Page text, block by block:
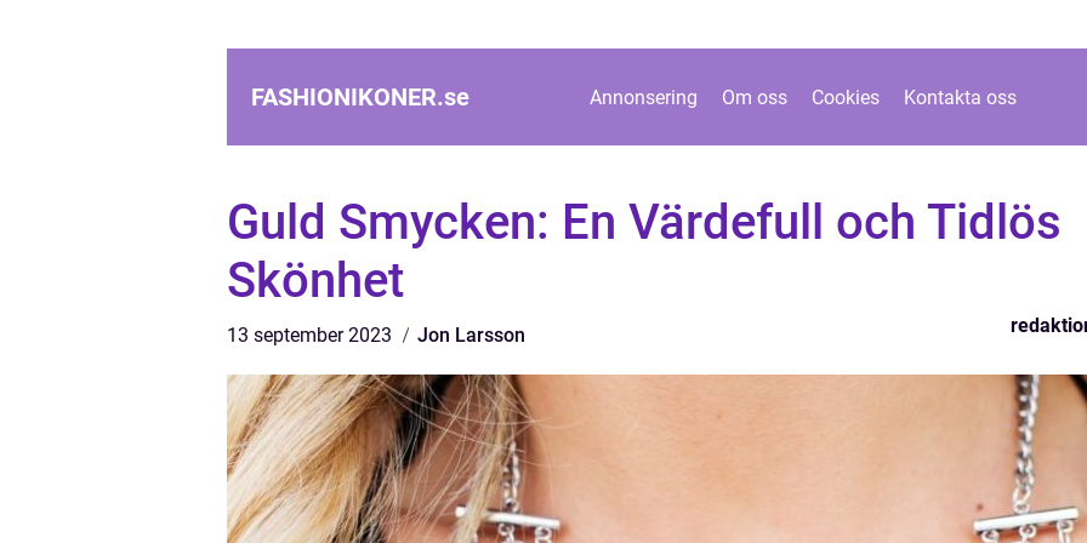
FASHIONIKONER.se Annonsering Om oss Cookies Kontakta oss
Guld Smycken: En Värdefull och Tidlös
Skönhet
13 september 2023 Jon Larsson